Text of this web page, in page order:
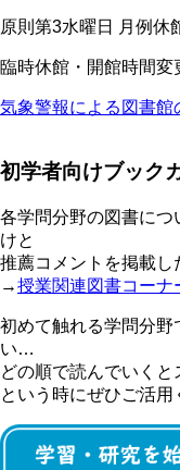
原則第3水曜日 月例休
臨時休館・開館時間変
気象警報による図書館
初学者向けブック
各学問分野の図書に
けと
推薦コメントを掲載し
→授業関連図書コーナ
初めて触れる学問分
い…
どの順で読んでいく
という時にぜひご活用